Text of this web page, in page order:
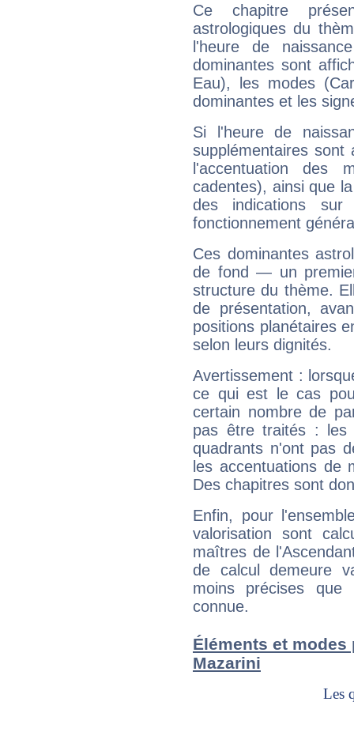
Ce chapitre
astrologiques du
l'heure de
dominantes sont
Eau), les modes
dominantes et les
Si l'heure de
supplémentaires sont
l'accentuation des
cadentes), ainsi que
des indications sur
fonctionnement
Ces dominantes
de fond — un
structure du thème.
de présentation,
positions planétaires
selon leurs dignités.
Avertissement :
ce qui est le cas
certain nombre de
pas être traités : les
quadrants n'ont pas
les accentuations de
Des chapitres sont
Enfin, pour
valorisation sont
maîtres de
de calcul demeure
moins précises que
connue.
Éléments et
Mazarini